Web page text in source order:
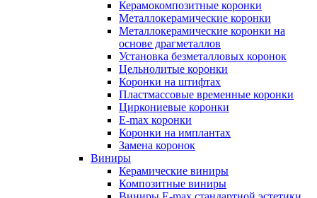
Керамокомпозитные коронки
Металлокерамические коронки
Металлокерамические коронки на
основе драгметаллов
Установка безметалловых коронок
Цельнолитые коронки
Коронки на штифтах
Пластмассовые временные коронки
Циркониевые коронки
E-max коронки
Коронки на имплантах
Замена коронок
Виниры
Керамические виниры
Композитные виниры